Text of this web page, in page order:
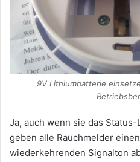
9V Lithiumbatterie
Ja, auch wenn sie das
geben alle Rauchmelder
wiederkehrenden Signalton